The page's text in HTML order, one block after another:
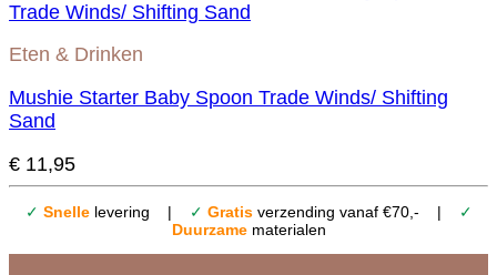
Eten & Drinken
Mushie Starter Baby Spoon Trade Winds/ Shifting
Sand
€ 11,95
✓ Snellelevering | ✓ Gratisverzending vanaf €70,- |
✓
Duurzamematerialen